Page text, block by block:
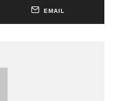
EMAIL